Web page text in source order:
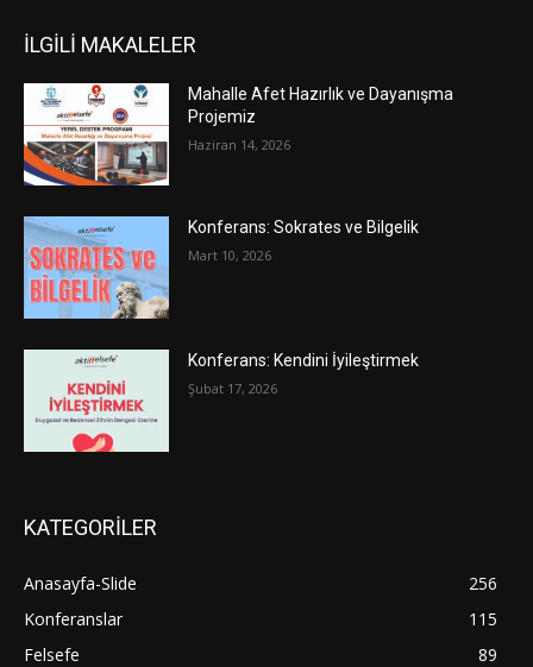
İLGİLİ MAKALELER
Mahalle Afet Hazırlık ve Dayanışma
Projemiz
Haziran 14, 2026
Konferans: Sokrates ve Bilgelik
Mart 10, 2026
Konferans: Kendini İyileştirmek
Şubat 17, 2026
KATEGORİLER
Anasayfa-Slide
256
Konferanslar
115
Felsefe
89